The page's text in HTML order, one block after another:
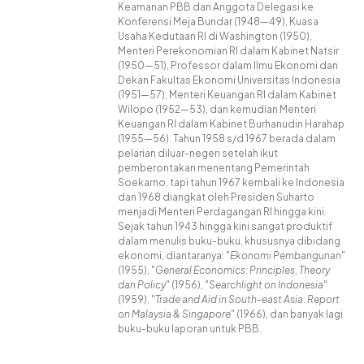
Keamanan PBB dan Anggota Delegasi ke
Konferensi Meja Bundar (1948—49), Kuasa
Usaha Kedutaan RI di Washington (1950),
Menteri Perekonomian RI dalam Kabinet Natsir
(1950—51), Professor dalam Ilmu Ekonomi dan
Dekan Fakultas Ekonomi Universitas Indonesia
(1951—57), Menteri Keuangan RI dalam Kabinet
Wilopo (1952—53), dan kemudian Menteri
Keuangan RI dalam Kabinet Burhanudin Harahap
(1955—56). Tahun 1958 s/d 1967 berada dalam
pelarian diluar-negeri setelah ikut
pemberontakan menentang Pemerintah
Soekarno, tapi tahun 1967 kembali ke Indonesia
dan 1968 diangkat oleh Presiden Suharto
menjadi Menteri Perdagangan RI hingga kini.
Sejak tahun 1943 hingga kini sangat produktif
dalam menulis buku-buku, khususnya dibidang
ekonomi, diantaranya: "Ekonomi Pembangunan"
(1955), "General Economics: Principles, Theory
dan Policy" (1956), "Searchlight on Indonesia"
(1959), "Trade and Aid in South-east Asia: Report
on Malaysia & Singapore" (1966), dan banyak lagi
buku-buku laporan untuk PBB.